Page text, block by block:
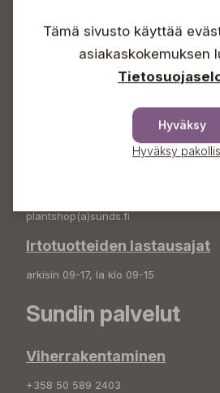
Sundin Puutarha Oy
Kytömäentie 66
plantshop(a)sunds.fi
Irtotuotteiden lastausajat
arkisin 09-17, la klo 09-15
Sundin palvelut
Viherrakentaminen
+358 50 589 2403
Tämä sivusto käyttää
asiakaskokemuksen
Hyväksy
Hyväksy